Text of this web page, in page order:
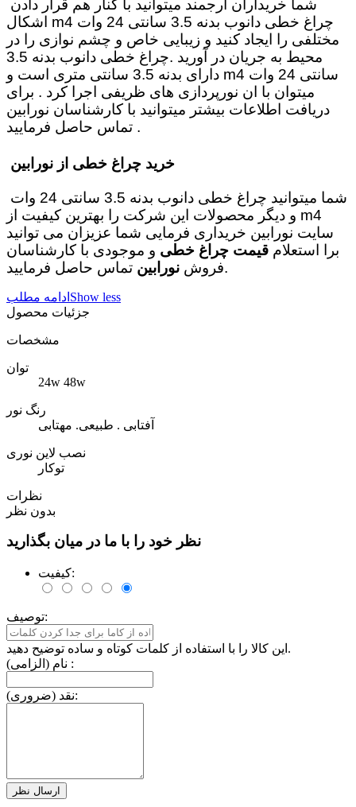
شما خریداران ارجمند میتوانید با کنار هم قرار دادن
چراغ خطی دانوب بدنه 3.5 سانتی 24 وات 4
m اشکال
مختلفی را ایجاد کنید و زیبایی خاص و چشم نوازی را در
محیط به جریان در آورید .چراغ خطی دانوب بدنه 3.5
سانتی 24 وات 4
m
دارای بدنه 3.5 سانتی متری است و
میتوان با ان نورپردازی های ظریفی اجرا کرد . برای
دریافت اطلاعات بیشتر میتوانید با کارشناسان نورابین
تماس حاصل فرمایید .
خرید چراغ خطی از نورابین
شما میتوانید چراغ خطی دانوب بدنه 3.5 سانتی 24 وات
4
m و دیگر محصولات این شرکت را بهترین کیفیت از
سایت نورابین خریداری فرمایی شما عزیزان می توانید
برا استعلام قیمت چراغ خطی و موجودی با کارشناسان
فروش نورابین تماس حاصل فرمایید.
ادامه مطلب Show less
جزئیات محصول
مشخصات
توان
24w 48w
رنگ نور
آفتابی . طبیعی. مهتابی
نصب لاین نوری
توکار
نظرات
بدون نظر
نظر خود را با ما در میان بگذارید
کیفیت:
توصیف:
این کالا را با استفاده از کلمات کوتاه و ساده توضیح دهید.
نام (الزامی) :
نقد (ضروری):